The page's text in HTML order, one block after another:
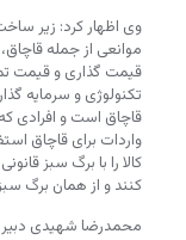
وی اظهار کرد: زیر
موانعی از جمله
قیمت گذاری و قیمت
تکنولوژی و سرمایه
قاچاق است و افرادی
واردات برای قاچاق
کالا را با برگ سبز
کنند و از همان برگ
محمدرضا شهیدی دبیر